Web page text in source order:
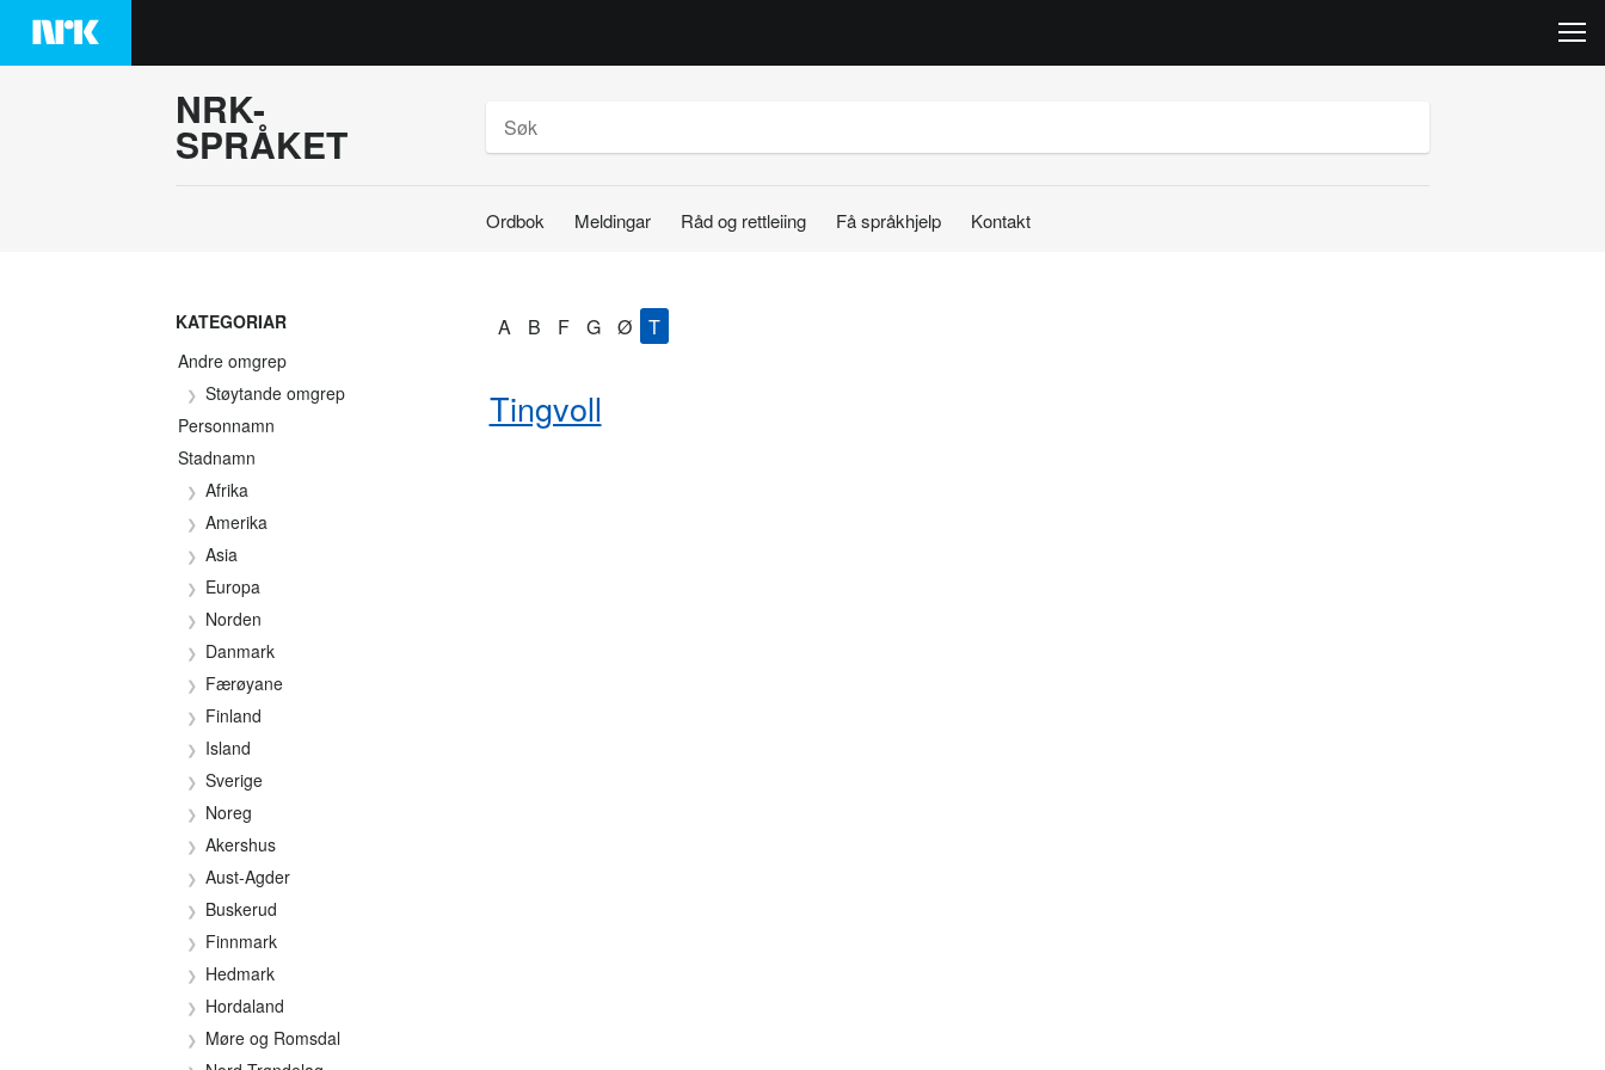
Hopp
innhaldet
NRK-
SPRÅKET
Ordbok Meldingar Råd og rettleiing Få språkhjelp Kontakt
KATEGORIAR
Andre omgrep
Støytande omgrep
Personnamn
Stadnamn
Afrika
Amerika
Asia
Europa
Norden
Danmark
Færøyane
Finland
Island
Sverige
Noreg
Akershus
Aust-Agder
Buskerud
Finnmark
Hedmark
Hordaland
Møre og Romsdal
A B F G Ø T
Tingvoll